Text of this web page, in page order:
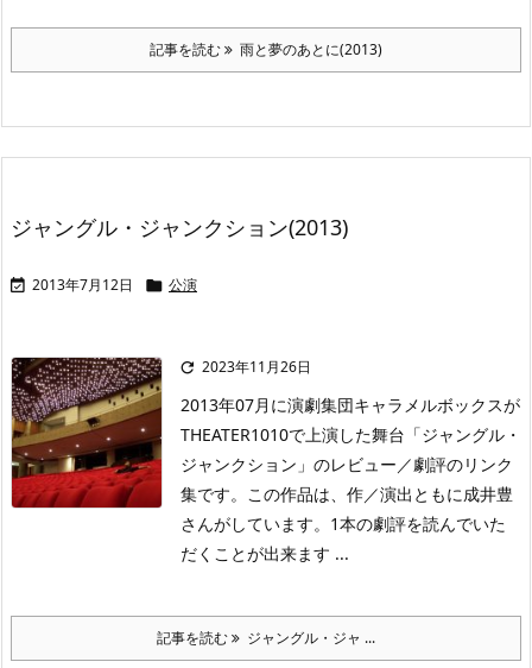
記事を読む 雨と夢のあとに(2013)
ジャングル・ジャンクション(2013)
 2013年7月12日  公演
 2023年11月26日
2013年07月に演劇集団キャラメルボックスが
THEATER1010で上演した舞台「ジャングル・
ジャンクション」のレビュー／劇評のリンク
集です。この作品は、作／演出ともに成井豊
さんがしています。1本の劇評を読んでいた
だくことが出来ます ...
記事を読む ジャングル・ジャ ...